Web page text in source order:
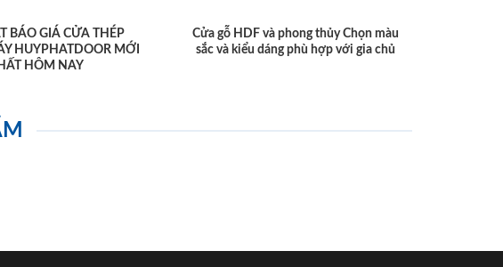
BÁO GIÁ CỬA THÉP
HUYPHATDOOR MỚI
HÔM NAY
Cửa gỗ HDF và phong thủy Chọn màu
sắc và kiểu dáng phù hợp với gia chủ